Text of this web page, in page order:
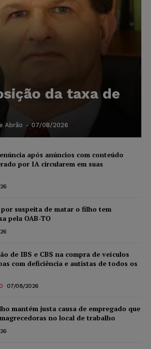
da taxa de
Abrão - 07/08/2026
após anúncios com conteúdo
por IA circularem em suas
suspeita de matar o filho tem
pela OAB-TO
de IBS e CBS na compra de veículos
com deficiência e autistas de todos os
07/08/2026
mantém justa causa de empregado que
no local de trabalho